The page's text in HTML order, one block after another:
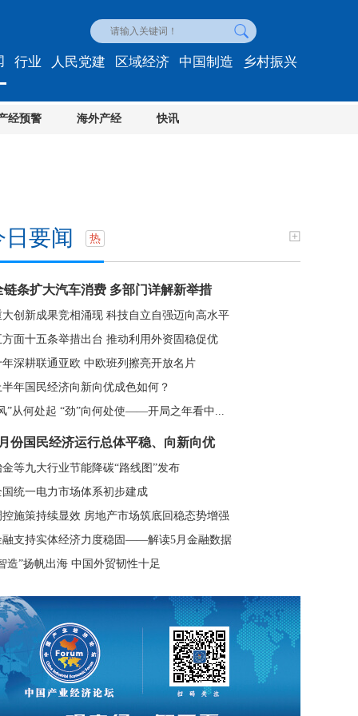
经预警 海外产经 快讯
行业 人民党建 区域经济 中国制造 乡村振兴
风电行业转出新空间 锚定50亿千瓦装机目标
日要闻 热
链条扩大汽车消费 多部门详解新举措
大创新成果竞相涌现 科技自立自强迈向高水平
方面十五条举措出台 推动利用外资固稳促优
年深耕联通亚欧 中欧班列擦亮开放名片
半年国民经济向新向优成色如何？
”从何处起 “劲”向何处使——开局之年看中...
份国民经济运行总体平稳、向新向优
金等九大行业节能降碳“路线图”发布
国统一电力市场体系初步建成
控施策持续显效 房地产市场筑底回稳态势增强
融支持实体经济力度稳固——解读5月金融数据
造”扬帆出海 中国外贸韧性十足